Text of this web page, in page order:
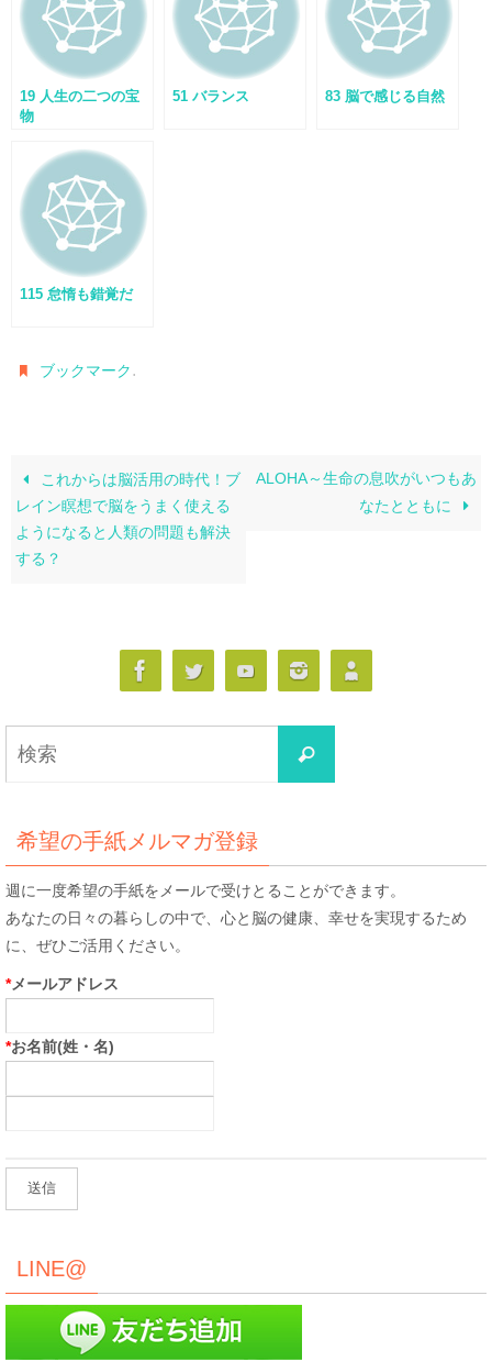
19 人生の二つの宝
物
51 バランス 83 脳で感じる自然
115 怠惰も錯覚だ
ブックマーク.
これからは脳活用の時代！ブ
レイン瞑想で脳をうまく使える
ようになると人類の問題も解決
する？
ALOHA～生命の息吹がいつもあ
なたとともに
検
索
希望の手紙メルマガ登録
週に一度希望の手紙をメールで受けとることができます。
あなたの日々の暮らしの中で、心と脳の健康、幸せを実現するため
に、ぜひご活用ください。
*メールアドレス
*お名前(姓・名)
LINE@